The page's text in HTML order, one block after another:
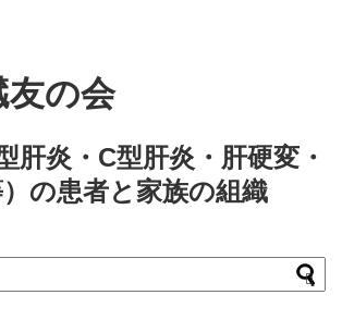
友の会
肝炎・C型肝炎・肝硬変・
の患者と家族の組織